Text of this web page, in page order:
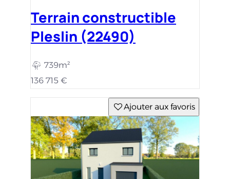
Terrain constructible
Pleslin (22490)
739m²
136 715 €
Ajouter aux favoris